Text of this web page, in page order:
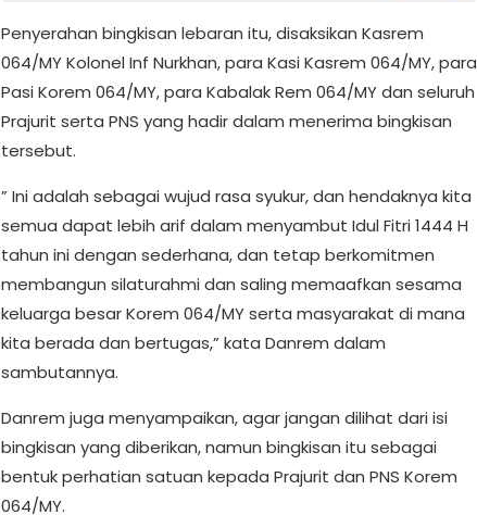
Penyerahan bingkisan lebaran itu, disaksikan Kasrem
064/MY Kolonel Inf Nurkhan, para Kasi Kasrem 064/MY, para
Pasi Korem 064/MY, para Kabalak Rem 064/MY dan seluruh
Prajurit serta PNS yang hadir dalam menerima bingkisan
tersebut.
” Ini adalah sebagai wujud rasa syukur, dan hendaknya kita
semua dapat lebih arif dalam menyambut Idul Fitri 1444 H
tahun ini dengan sederhana, dan tetap berkomitmen
membangun silaturahmi dan saling memaafkan sesama
keluarga besar Korem 064/MY serta masyarakat di mana
kita berada dan bertugas,” kata Danrem dalam
sambutannya.
Danrem juga menyampaikan, agar jangan dilihat dari isi
bingkisan yang diberikan, namun bingkisan itu sebagai
bentuk perhatian satuan kepada Prajurit dan PNS Korem
064/MY.